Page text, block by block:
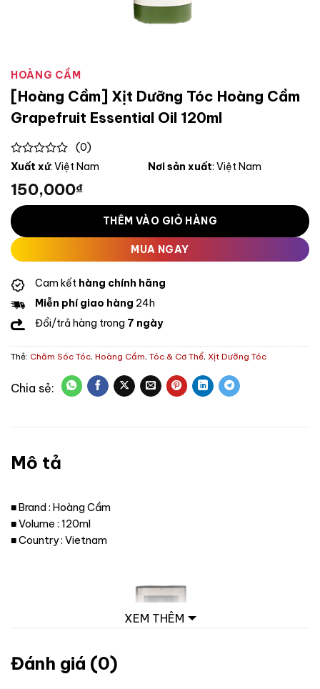
HOÀNG CẦM
[Hoàng Cầm] Xịt Dưỡng Tóc Hoàng Cầm
Grapefruit Essential Oil 120ml
0
of
5
(0)
Xuất xứ: Việt Nam Nơi sản xuất: Việt Nam
150,000₫
THÊM VÀO GIỎ HÀNG
MUA NGAY
Cam kết hàng chính hãng
Miễn phí giao hàng 24h
Đổi/trả hàng trong 7 ngày
Thẻ: Chăm Sóc Tóc, Hoàng Cầm, Tóc & Cơ Thể, Xịt Dưỡng Tóc
Mô tả
■ Brand : Hoàng Cầm
■ Volume : 120ml
■ Country : Vietnam
XEM THÊM
Đánh giá (0)